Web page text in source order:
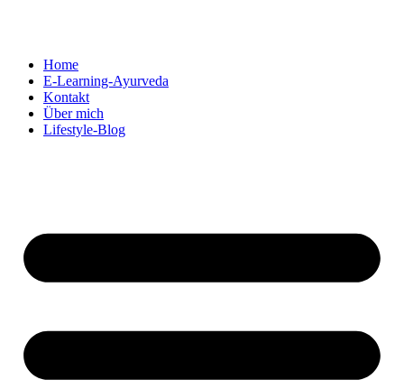
Home
E-Learning-Ayurveda
Kontakt
Über mich
Lifestyle-Blog